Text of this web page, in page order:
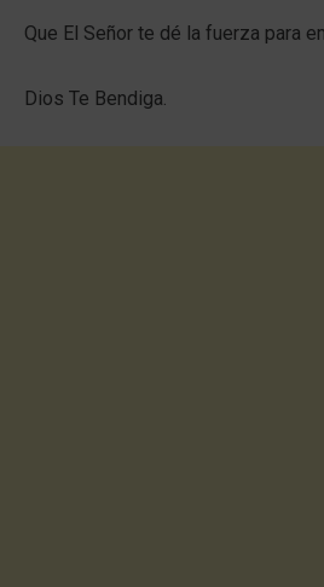
Que El Señor te dé la fuerza para
Dios Te Bendiga.